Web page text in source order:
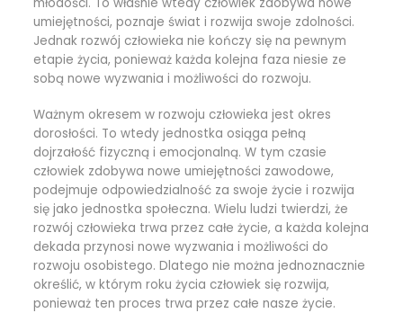
umiejętności, poznaje świat i rozwija swoje zdolności.
Jednak rozwój człowieka nie kończy się na pewnym
etapie życia, ponieważ każda kolejna faza niesie ze
sobą nowe wyzwania i możliwości do rozwoju.
Ważnym okresem w rozwoju człowieka jest okres
dorosłości. To wtedy jednostka osiąga pełną
dojrzałość fizyczną i emocjonalną. W tym czasie
człowiek zdobywa nowe umiejętności zawodowe,
podejmuje odpowiedzialność za swoje życie i rozwija
się jako jednostka społeczna. Wielu ludzi twierdzi, że
rozwój człowieka trwa przez całe życie, a każda kolejna
dekada przynosi nowe wyzwania i możliwości do
rozwoju osobistego. Dlatego nie można jednoznacznie
określić, w którym roku życia człowiek się rozwija,
ponieważ ten proces trwa przez całe nasze życie.